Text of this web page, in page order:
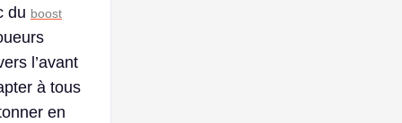
du boost
l’avant
à tous
en